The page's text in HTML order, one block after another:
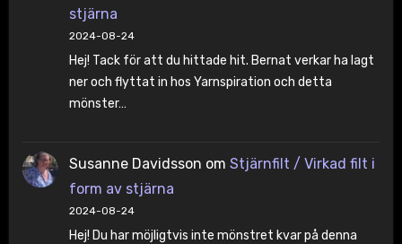
stjärna
2024-08-24
Hej! Tack för att du hittade hit. Bernat verkar ha lagt
ner och flyttat in hos Yarnspiration och detta
mönster…
Susanne Davidsson om Stjärnfilt / Virkad filt i
form av stjärna
2024-08-24
Hej! Du har möjligtvis inte mönstret kvar på denna